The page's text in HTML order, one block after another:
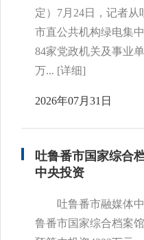
定）7月24日，记者从
市直公共机构绿电集
84家党政机关及事业
万... [详细]
2026年07月31日
吐鲁番市国家综合
中央投资
吐鲁番市融媒体
鲁番市国家综合档案